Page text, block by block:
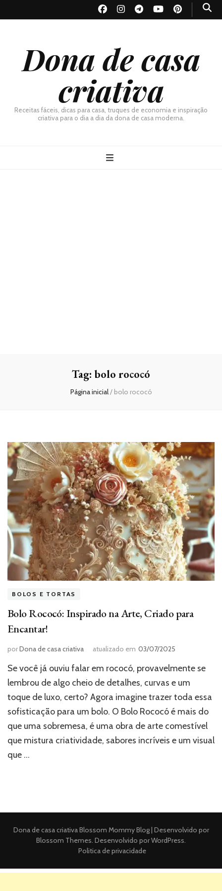
Dona de casa
criativa
Receitas fáceis, dicas para casa, truques de economia e inspiração
criativa para o dia a dia da dona de casa moderna.
Tag: bolo rococó
Página inicial/ bolo rococó
BOLOS E TORTAS
Bolo Rococó: Inspirado na Arte, Criado para
Encantar!
porDona de casa criativa atualizado em 03/07/2025
Se você já ouviu falar em rococó, provavelmente se
lembrou de algo cheio de detalhes, curvas e um
toque de luxo, certo? Agora imagine trazer toda essa
sofisticação para um bolo. O Bolo Rococó é mais do
que uma sobremesa, é uma obra de arte comestível
que mistura criatividade, sabores incríveis e um visual
que …
Dona de casa criativaBlossom Mommy Blog | Desenvolvido por
Blossom Themes. Desenvolvido porWordPress.
Politica de privacidade